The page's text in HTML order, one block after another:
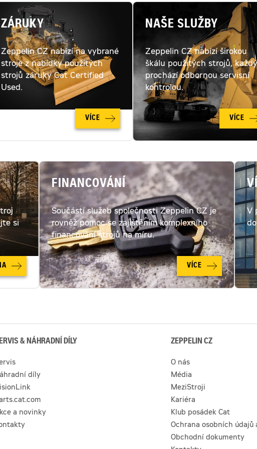
ZÁRUKY
Zeppelin CZ nabízí na vybrané
stroje z nabídky použitých
strojů záruky Cat Certified
Used.
VÍCE
NAŠE SLUŽBY
Zeppelin CZ nabízí širokou
škálu použitých strojů, každý
prochází odbornou servisní
kontrolou.
VÍCE
si
FINANCOVÁNÍ
Součástí služeb společnosti Zeppelin CZ je
rovněž pomoc se zajištěním komplexního
financování strojů na míru.
VÍCE
V
& NÁHRADNÍ DÍLY
díly
a novinky
ZEPPELIN CZ
O nás
Média
MeziStroji
Kariéra
Klub posádek Cat
Ochrana osobních údajů
Obchodní dokumenty